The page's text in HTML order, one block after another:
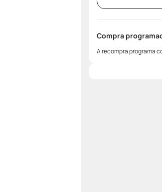
Compra
A recompra programa